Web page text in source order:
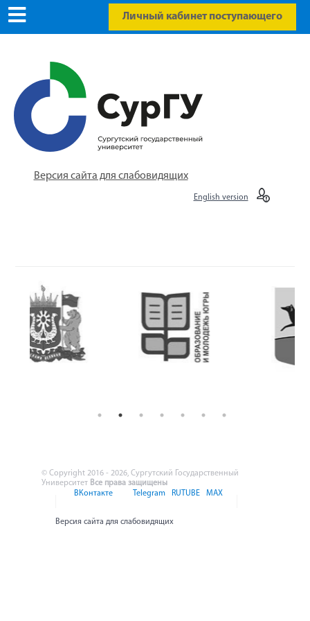
Личный кабинет поступающего
Версия сайта для слабовидящих
English version
© Copyright 2016 - 2026, Сургутский Государственный
Университет Все права защищены
ВКонтакте
Telegram RUTUBE MAX
Версия сайта для слабовидящих